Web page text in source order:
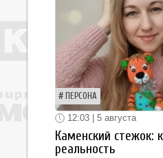
ПЕРСОНА
12:03 | 5 августа
Каменский стежок:
реальность